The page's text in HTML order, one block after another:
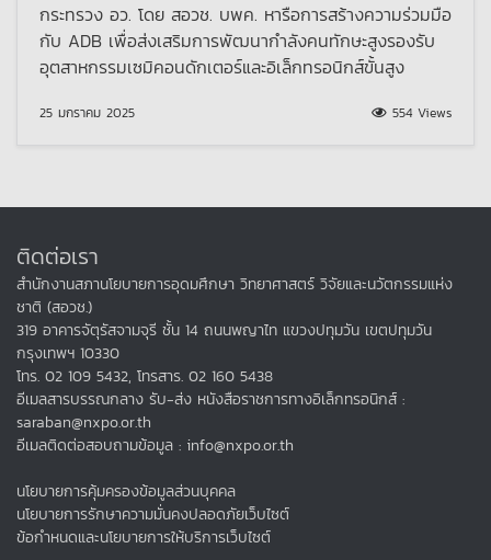
กระทรวง อว. โดย สอวช. บพค. หารือการสร้างความร่วมมือ
กับ ADB เพื่อส่งเสริมการพัฒนากำลังคนทักษะสูงรองรับ
อุตสาหกรรมเซมิคอนดักเตอร์และอิเล็กทรอนิกส์ขั้นสูง
25 มกราคม 2025 554 Views
ติดต่อเรา
สำนักงานสภานโยบายการอุดมศึกษา วิทยาศาสตร์ วิจัยและนวัตกรรมแห่ง
ชาติ (สอวช.)
319 อาคารจัตุรัสจามจุรี ชั้น 14 ถนนพญาไท แขวงปทุมวัน เขตปทุมวัน
กรุงเทพฯ 10330
โทร. 02 109 5432, โทรสาร. 02 160 5438
อีเมลสารบรรณกลาง รับ-ส่ง หนังสือราชการทางอิเล็กทรอนิกส์ :
saraban@nxpo.or.th
อีเมลติดต่อสอบถามข้อมูล : info@nxpo.or.th
นโยบายการคุ้มครองข้อมูลส่วนบุคคล
นโยบายการรักษาความมั่นคงปลอดภัยเว็บไซต์
ข้อกำหนดและนโยบายการให้บริการเว็บไซต์